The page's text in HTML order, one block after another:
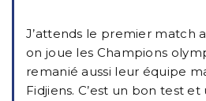
J’attends le premier match
on joue les Champions
remanié aussi leur équipe
Fidjiens. C’est un bon test